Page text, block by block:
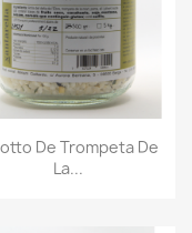
Vista rápida
De Trompeta De
La...